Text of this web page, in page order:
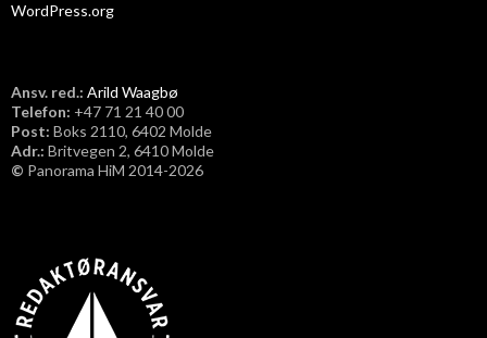
WordPress.org
Ansv. red.: Arild Waagbø
Telefon: ​+47 71 21 40 00
Post: Boks 2110, 6402 Molde
Adr.: Britvegen 2, 6410 Molde
© Panorama HiM 2014-2026